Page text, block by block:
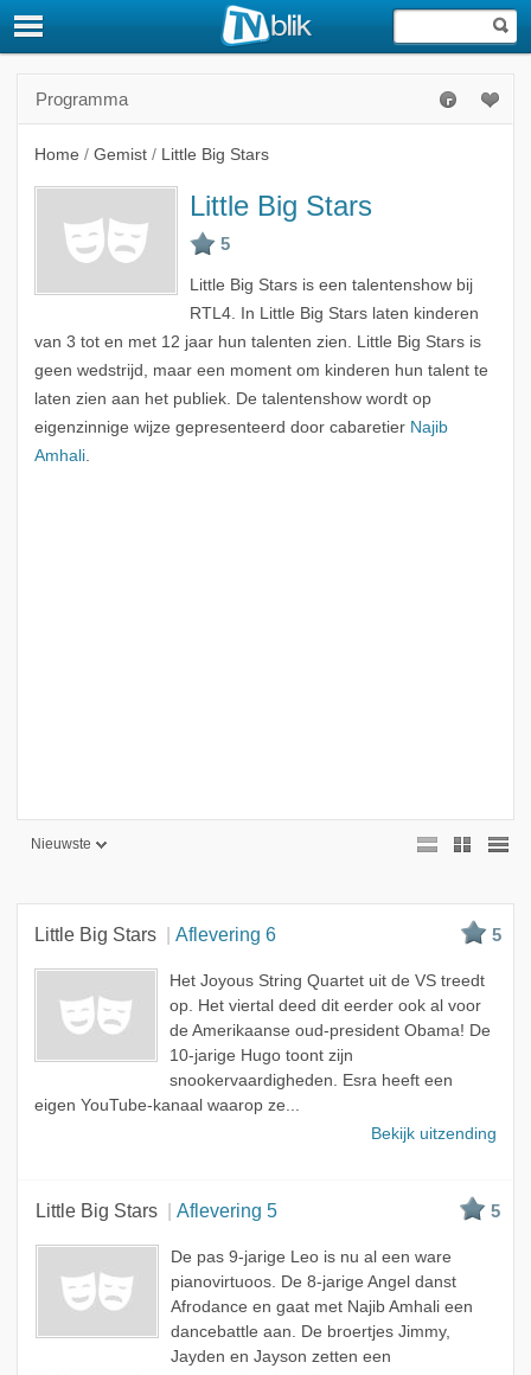
Programma
Home / Gemist / Little Big Stars
Little Big Stars
Little Big Stars is een talentenshow bij
RTL4. In Little Big Stars laten kinderen
van 3 tot en met 12 jaar hun talenten zien. Little Big Stars is
geen wedstrijd, maar een moment om kinderen hun talent te
laten zien aan het publiek. De talentenshow wordt op
eigenzinnige wijze gepresenteerd door cabaretier Najib
Amhali.
Nieuwste
Little Big Stars Aflevering 6 5
Het Joyous String Quartet uit de VS treedt
op. Het viertal deed dit eerder ook al voor
de Amerikaanse oud-president Obama! De
10-jarige Hugo toont zijn
snookervaardigheden. Esra heeft een
eigen YouTube-kanaal waarop ze...
Bekijk uitzending
Little Big Stars Aflevering 5 5
De pas 9-jarige Leo is nu al een ware
pianovirtuoos. De 8-jarige Angel danst
Afrodance en gaat met Najib Amhali een
dancebattle aan. De broertjes Jimmy,
Jayden en Jayson zetten een